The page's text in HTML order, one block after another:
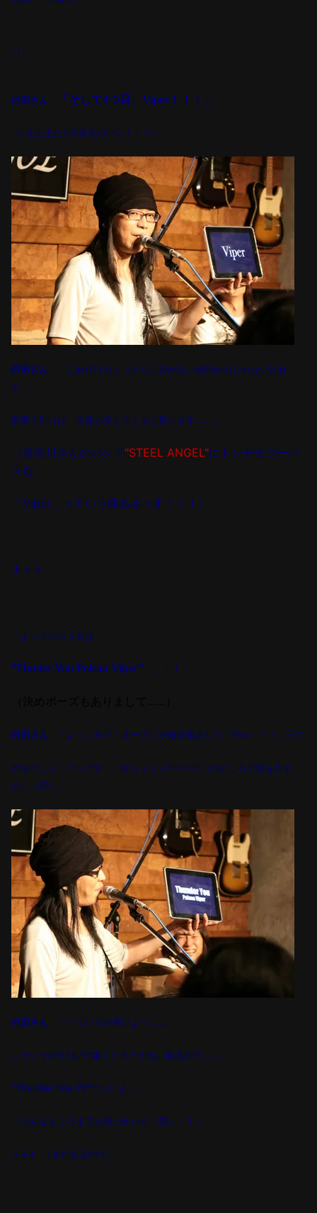
↓↓↓
内田さん 「そして4つ目、 Viper ！！！」
（↑またまたVの発音がいい！！！）
内田さん 「これだけちょっとなじみがない単語かもしれないけれ
ど……
辞書で引けば、 全体が見えてくると思います…… 」
（長谷川さんのバンド"STEEL ANGEL"にトンデモツーバ
スな
「Viper」っていう曲あるっす！！！）
↓↓↓
「よってバンド名は、
"Thuder You Poison Viper" 」！！
内田さん 「よくハルク・ホーガンが敵を指さして『You ！！！』って
やるでしょ、アレです。「ゆぅぅぅぅ?→→→」のところで指をさす
の」（笑）。
内田さん 「っていうか長いよっ……。
こういうの"ぴあ"で書くときとかね、 困るので……。
"Thunder You PV"でいいよ。」
（そんなところまでお気づかいを（笑）！！）
↓↓↓ （まだあるの？）